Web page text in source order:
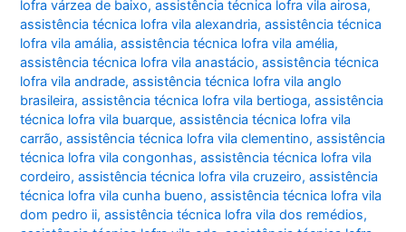
lofra várzea de baixo,assistência técnica lofra vila airosa,
assistência técnica lofra vila alexandria,assistência técnica
lofra vila amália,assistência técnica lofra vila amélia,
assistência técnica lofra vila anastácio,assistência técnica
lofra vila andrade,assistência técnica lofra vila anglo
brasileira,assistência técnica lofra vila bertioga,assistência
técnica lofra vila buarque,assistência técnica lofra vila
carrão,assistência técnica lofra vila clementino,assistência
técnica lofra vila congonhas,assistência técnica lofra vila
cordeiro,assistência técnica lofra vila cruzeiro,assistência
técnica lofra vila cunha bueno,assistência técnica lofra vila
dom pedro ii,assistência técnica lofra vila dos remédios,